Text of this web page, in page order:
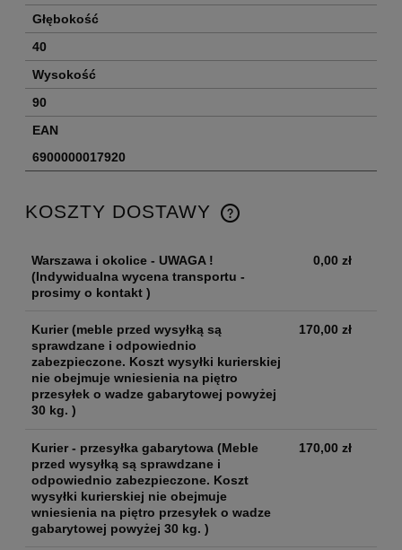
Głębokość
40
Wysokość
90
EAN
6900000017920
KOSZTY DOSTAWY
Warszawa i okolice - UWAGA !
(Indywidualna wycena transportu -
prosimy o kontakt )
0,00 zł
Kurier(meble przed wysyłką są
sprawdzane i odpowiednio
zabezpieczone. Koszt wysyłki kurierskiej
nie obejmuje wniesienia na piętro
przesyłek o wadze gabarytowej powyżej
30 kg. )
170,00 zł
Kurier - przesyłka gabarytowa (Meble
przed wysyłką są sprawdzane i
odpowiednio zabezpieczone. Koszt
wysyłki kurierskiej nie obejmuje
wniesienia na piętro przesyłek o wadze
gabarytowej powyżej 30 kg. )
170,00 zł